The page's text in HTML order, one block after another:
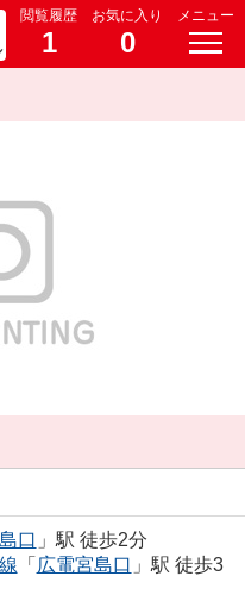
閲覧履歴
1
お気に入り
0
メニュー
口 」駅 徒歩2分
「 広電宮島口 」駅 徒歩3